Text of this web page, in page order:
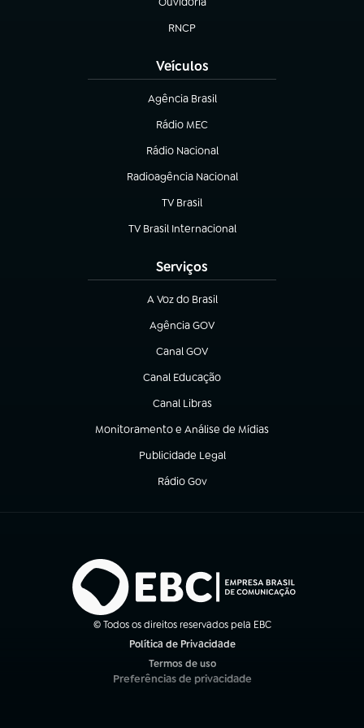
(abre em nova aba)
RNCP
(abre em nova aba)
Veículos
Agência Brasil
(abre em nova aba)
Rádio MEC
(abre em nova aba)
Rádio Nacional
Radioagência Nacional
(abre em nova aba)
TV Brasil
(abre em nova aba)
TV Brasil Internacional
(abre em nova aba)
Serviços
A Voz do Brasil
(abre em nova aba)
Agência GOV
(abre em nova aba)
Canal GOV
(abre em nova aba)
Canal Educação
(abre em nova aba)
Canal Libras
(abre em nova aba)
Monitoramento e Análise de Mídias
(abre em nova aba)
Publicidade Legal
(abre em nova aba)
Rádio Gov
(abre em nova aba)
© Todos os direitos reservados pela EBC
Política de Privacidade
Termos de uso
(abre em nova aba)
Preferências de privacidade